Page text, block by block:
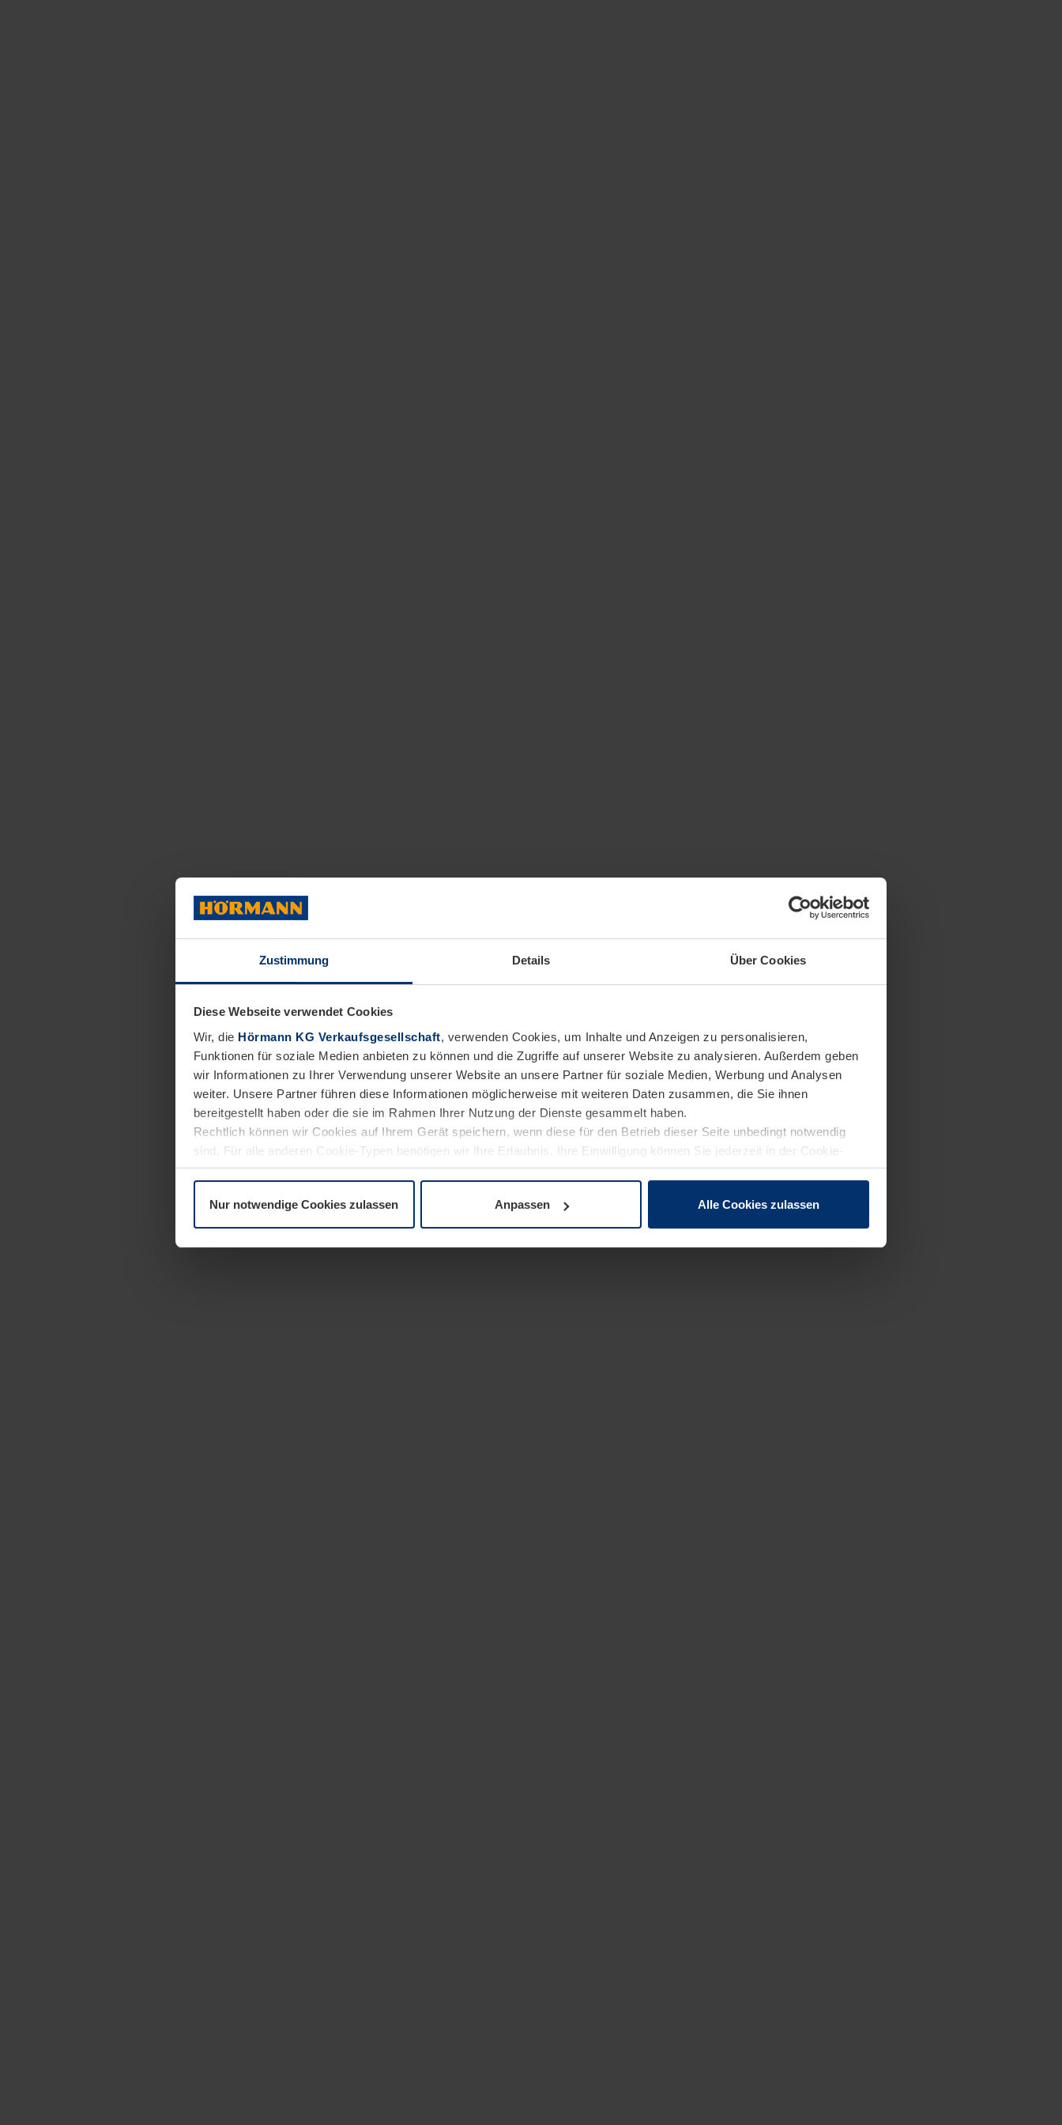
Zustimmung Details Über Cookies
Diese Webseite verwendet Cookies
Wir, die Hörmann KG Verkaufsgesellschaft, verwenden Cookies, um Inhalte und Anzeigen zu personalisieren,
Funktionen für soziale Medien anbieten zu können und die Zugriffe auf unserer Website zu analysieren. Außerdem geben
wir Informationen zu Ihrer Verwendung unserer Website an unsere Partner für soziale Medien, Werbung und Analysen
weiter. Unsere Partner führen diese Informationen möglicherweise mit weiteren Daten zusammen, die Sie ihnen
bereitgestellt haben oder die sie im Rahmen Ihrer Nutzung der Dienste gesammelt haben.
Rechtlich können wir Cookies auf Ihrem Gerät speichern, wenn diese für den Betrieb dieser Seite unbedingt notwendig
sind. Für alle anderen Cookie-Typen benötigen wir Ihre Erlaubnis. Ihre Einwilligung können Sie jederzeit in der Cookie-
Erläuterung auf der SeiteDatenschutzerklärungunserer Website ändern oder widerrufen.
Nur notwendige Cookies zulassen Anpassen Alle Cookies zulassen